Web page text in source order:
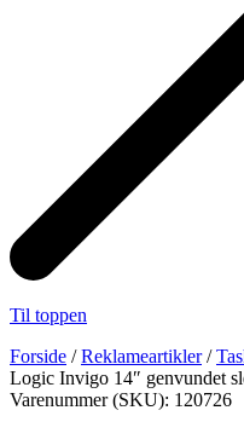
Til toppen
Forside /Reklameartikler/
Logic Invigo 14″ genvundet
Varenummer (SKU): 120726